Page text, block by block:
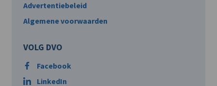
Advertentiebeleid
Algemene voorwaarden
VOLG DVO
Facebook
LinkedIn